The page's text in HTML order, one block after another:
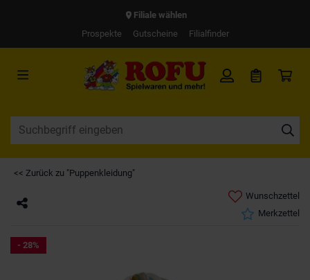
Filiale wählen
Prospekte
Gutscheine Filialfinder
<< Zurück zu "Puppenkleidung"
Wunschzettel
Merkzettel
- 28%